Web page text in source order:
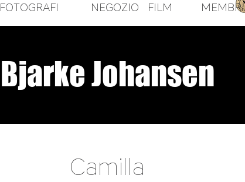
FOTOGRAFI NEGOZIO FILM MEMBRI
Bjarke Johansen
Camilla